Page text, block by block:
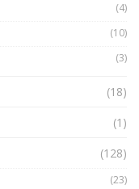
(4)
(10)
(3)
(18)
(1)
(128)
(23)